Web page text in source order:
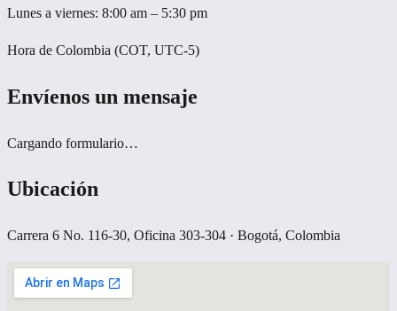
Lunes a viernes: 8:00 am – 5:30 pm
Hora de Colombia (COT, UTC-5)
Envíenos un mensaje
Cargando formulario…
Ubicación
Carrera 6 No. 116-30, Oficina 303-304 · Bogotá, Colombia